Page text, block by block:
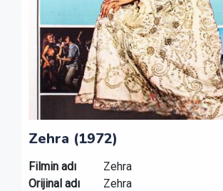
Zehra (1972)
Filmin adı
Zehra
Orijinal adı
Zehra